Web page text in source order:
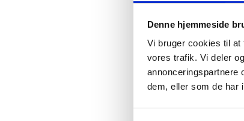
Denne hjemmeside
Vi bruger cookies til
vores trafik. Vi deler
annonceringspartnere
dem, eller som de har